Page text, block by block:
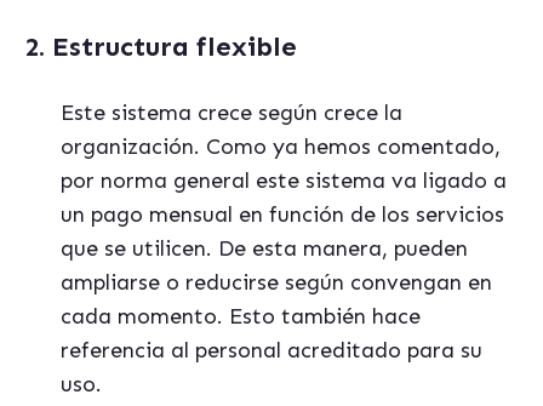
2. Estructura flexible
Este sistema crece según crece la
organización. Como ya hemos comentado,
por norma general este sistema va ligado a
un pago mensual en función de los servicios
que se utilicen. De esta manera, pueden
ampliarse o reducirse según convengan en
cada momento. Esto también hace
referencia al personal acreditado para su
uso.